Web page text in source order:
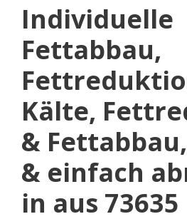
Individuelle
Fettabbau,
Kälte,
&
& einfach
in aus 73635